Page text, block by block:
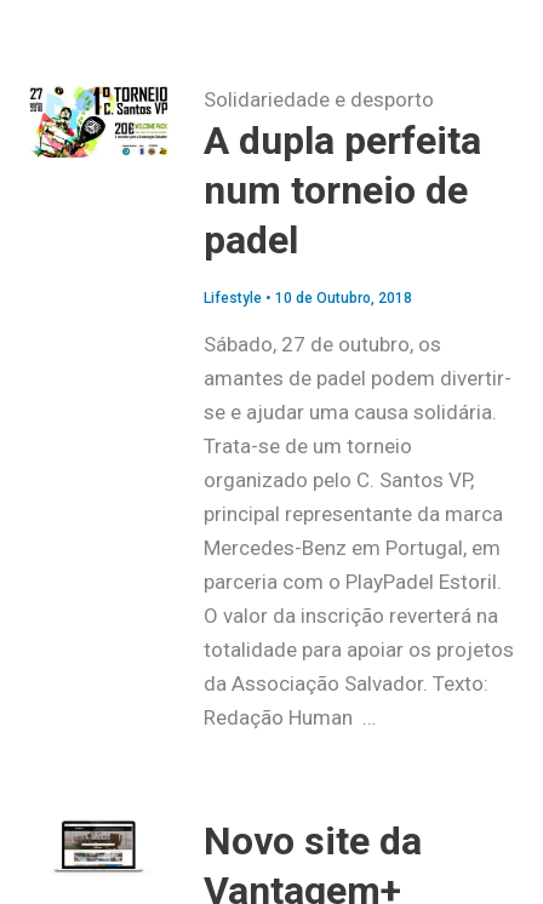
Solidariedade e desporto
A dupla perfeita
num torneio de
padel
Lifestyle• 10 de Outubro, 2018
Sábado, 27 de outubro, os
amantes de padel podem divertir-
se e ajudar uma causa solidária.
Trata-se de um torneio
organizado pelo C. Santos VP,
principal representante da marca
Mercedes-Benz em Portugal, em
parceria com o PlayPadel Estoril.
O valor da inscrição reverterá na
totalidade para apoiar os projetos
da Associação Salvador. Texto:
Redação Human …
Novo site da
Vantagem+